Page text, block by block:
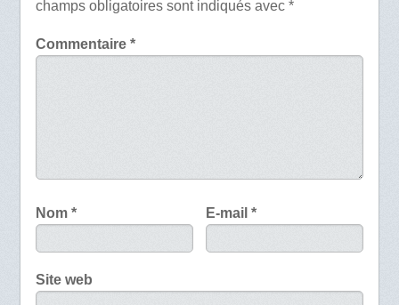
champs obligatoires sont indiqués avec *
Commentaire *
Nom * E-mail*
Site web